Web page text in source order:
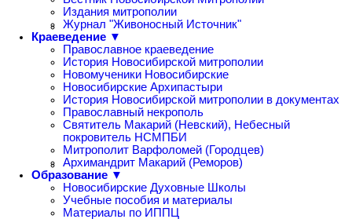
Издания митрополии
Журнал "Живоносный Источник"
Краеведение ▼
Православное краеведение
История Новосибирской митрополии
Новомученики Новосибирские
Новосибирские Архипастыри
История Новосибирской митрополии в документах
Православный некрополь
Святитель Макарий (Невский), Небесный
покровитель НСМПБИ
Митрополит Варфоломей (Городцев)
Архимандрит Макарий (Реморов)
Образование ▼
Новосибирские Духовные Школы
Учебные пособия и материалы
Материалы по ИППЦ